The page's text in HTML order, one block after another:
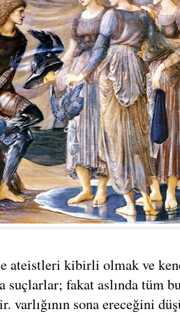
ateistleri kibirli olmak ve
suçlarlar; fakat aslında tüm
varlığının sona ereceğini